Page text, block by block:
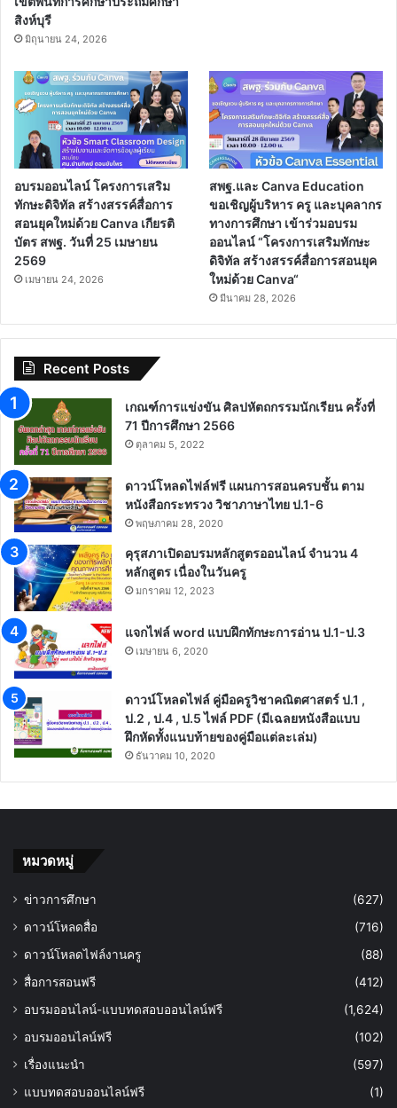
สิงห์บุรี
มิถุนายน 24, 2026
อบรมออนไลน์ โครงการเสริม
ทักษะดิจิทัล สร้างสรรค์สื่อการ
สอนยุคใหม่ด้วย Canva เกียรติ
บัตร สพฐ. วันที่ 25 เมษายน
2569
เมษายน 24, 2026
สพฐ.และ Canva Education
ขอเชิญผู้บริหาร ครู และบุคลากร
ทางการศึกษา เข้าร่วมอบรม
ออนไลน์ “โครงการเสริมทักษะ
ดิจิทัล สร้างสรรค์สื่อการสอนยุค
ใหม่ด้วย Canva“
มีนาคม 28, 2026
Recent Posts
เกณฑ์การแข่งขัน ศิลปหัตถกรรมนักเรียน ครั้งที่
71 ปีการศึกษา 2566
ตุลาคม 5, 2022
ดาวน์โหลดไฟล์ฟรี แผนการสอนครบชั้น ตาม
หนังสือกระทรวง วิชาภาษาไทย ป.1-6
พฤษภาคม 28, 2020
คุรุสภาเปิดอบรมหลักสูตรออนไลน์ จำนวน 4
หลักสูตร เนื่องในวันครู
มกราคม 12, 2023
แจกไฟล์ word แบบฝึกทักษะการอ่าน ป.1-ป.3
เมษายน 6, 2020
ดาวน์โหลดไฟล์ คู่มือครูวิชาคณิตศาสตร์ ป.1 ,
ป.2 , ป.4 , ป.5 ไฟล์ PDF (มีเฉลยหนังสือแบบ
ฝึกหัดทั้งแนบท้ายของคู่มือแต่ละเล่ม)
ธันวาคม 10, 2020
หมวดหมู่
ข่าวการศึกษา
(627)
ดาวน์โหลดสื่อ
(716)
ดาวน์โหลดไฟล์งานครู
(88)
สื่อการสอนฟรี
(412)
อบรมออนไลน์-แบบทดสอบออนไลน์ฟรี
(1,624)
อบรมออนไลน์ฟรี
(102)
เรื่องแนะนำ
(597)
แบบทดสอบออนไลน์ฟรี
(1)